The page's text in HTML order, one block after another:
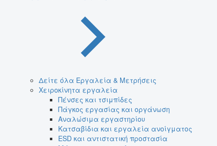
Δείτε όλα Εργαλεία & Μετρήσεις
Χειροκίνητα εργαλεία
Πένσες και τσιμπίδες
Πάγκος εργασίας και οργάνωση
Αναλώσιμα εργαστηρίου
Κατσαβίδια και εργαλεία ανοίγματος
ESD και αντιστατική προστασία